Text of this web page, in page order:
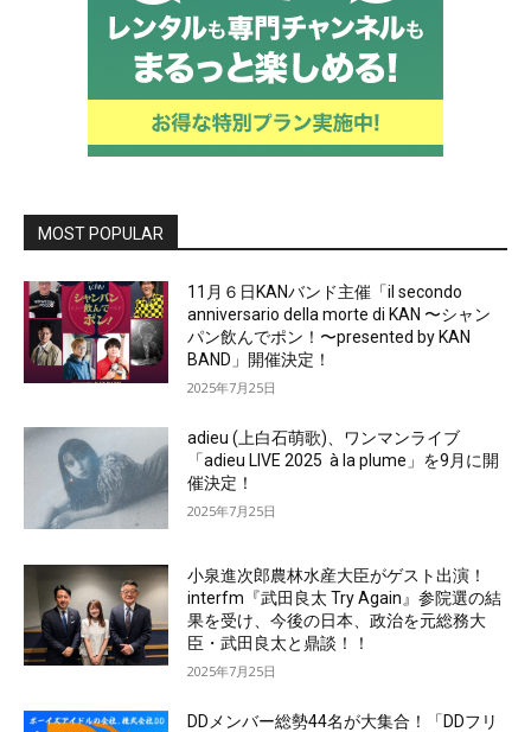
MOST POPULAR
11月６日KANバンド主催「il secondo
anniversario della morte di KAN 〜シャン
パン飲んでポン！〜presented by KAN
BAND」開催決定！
2025年7月25日
adieu (上白石萌歌)、ワンマンライブ
「adieu LIVE 2025 à la plume」を9月に開
催決定！
2025年7月25日
小泉進次郎農林水産大臣がゲスト出演！
interfm『武田良太 Try Again』参院選の結
果を受け、今後の日本、政治を元総務大
臣・武田良太と鼎談！！
2025年7月25日
DDメンバー総勢44名が大集合！「DDフリ